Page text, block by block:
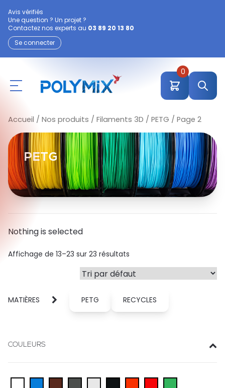
Avis vérifiés
Une question ? Un projet ?
Contactez nos experts au 03 89 20 13 80
Se connecter
0
Accueil / Nos produits / Filaments 3D / PETG / Page 2
PETG
Nothing is selected
Affichage de 13–23 sur 23 résultats
MATIÈRES PETG RECYCLES
COULEURS